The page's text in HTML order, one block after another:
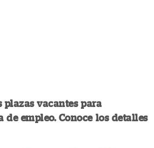
vacantes para
de empleo. Conoce los detalles